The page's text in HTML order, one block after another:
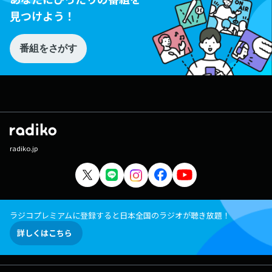
見つけよう！
番組をさがす
radiko.jp
ラジコプレミアムに登録すると日本全国のラジオが聴き放題！
詳しくはこちら